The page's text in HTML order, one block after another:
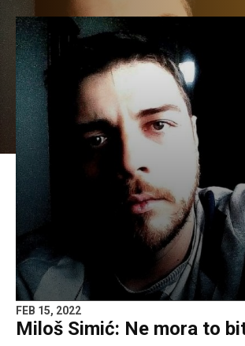
FEB 15, 2022
Miloš Simić: Ne mora to